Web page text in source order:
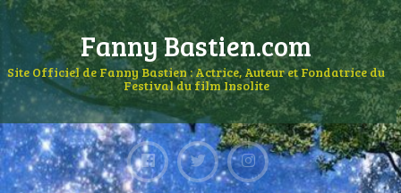
Fanny Bastien.com
Site Officiel de Fanny Bastien : Actrice, Auteur et Fondatrice du
Festival du film Insolite